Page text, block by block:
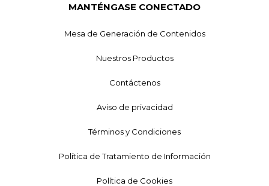
MANTÉNGASE CONECTADO
Mesa de Generación de Contenidos
Nuestros Productos
Contáctenos
Aviso de privacidad
Términos y Condiciones
Política de Tratamiento de Información
Política de Cookies